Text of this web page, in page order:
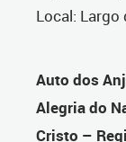
Local: Largo
Auto dos
Alegria do
Cristo –